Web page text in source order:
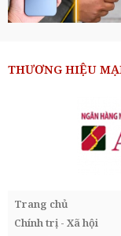
THƯƠNG HIỆU
Trang chủ
Chính trị - Xã hội